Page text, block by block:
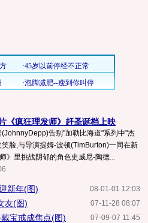
《疯狂理发师》赶圣诞档上映
(JohnnyDepp)告别"加勒比海道"系列中"杰
脸,与导演提姆-波顿(TimBurton)一同在新
》里挑战阴郁的角色史威尼-陶德...
08-01-01 12:03
新年(图)
07-11-28 08:07
友(图)
07-09-07 11:45
宝戒成焦点(图)